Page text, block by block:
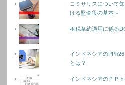
コミサリスについて
ける監査役の基本～
租税条約適用に係る
インドネシアの
とは？
インドネシアのＰＰ